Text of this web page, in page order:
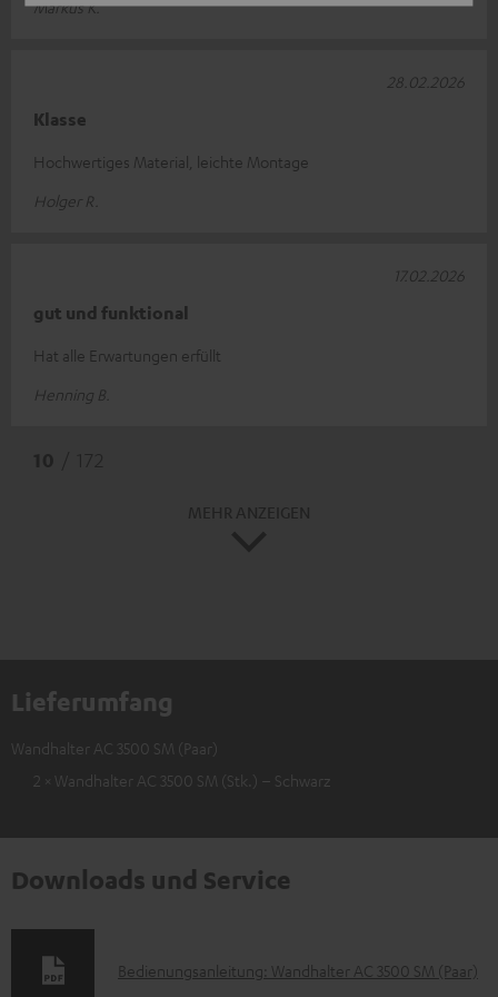
Markus K.
Klasse
Hochwertiges Material, leichte Montage
Holger R.
28.02.2026
gut und funktional
Hat alle Erwartungen erfüllt
Henning B.
17.02.2026
Lieferumfang
Wandhalter AC 3500 SM (Paar)
2 × Wandhalter AC 3500 SM (Stk.) – Schwarz
Downloads und Service
D
Bedienungsanleitung: Wandhalter AC 3500 SM (Paar)